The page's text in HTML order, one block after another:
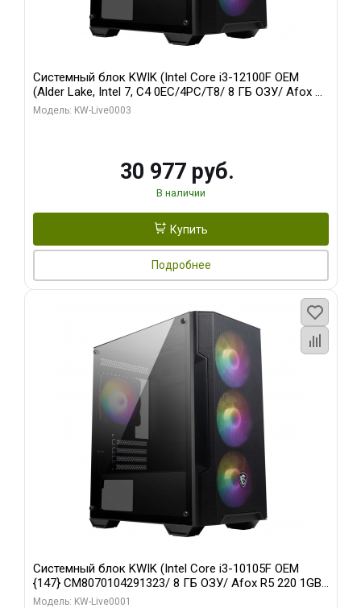
Системный блок KWIK (Intel Core i3-12100F OEM
(Alder Lake, Intel 7, C4 0EC/4PC/T8/ 8 ГБ ОЗУ/ Afox R5
220 1GB DDR3 64bit VGA DVI HDMI 1FAN LP RTL / 128
Модель: KW-Live0003
30 977 руб.
В наличии
Купить
Подробнее
Системный блок KWIK (Intel Core i3-10105F OEM
{147} CM8070104291323/ 8 ГБ ОЗУ/ Afox R5 220 1GB
DDR3 64bit VGA DVI HDMI 1FAN LP RTL / 128 ГБ SSD)
Модель: KW-Live0001